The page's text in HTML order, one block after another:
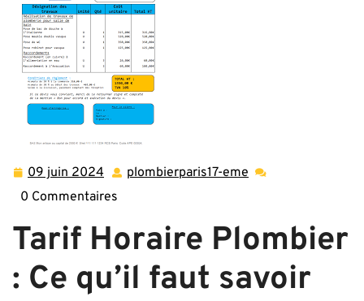
09 juin 2024 09
juin
plombierparis17-eme plombierparis17-
0 Commentaires
Tarif Horaire Plombier
: Ce qu’il faut savoir